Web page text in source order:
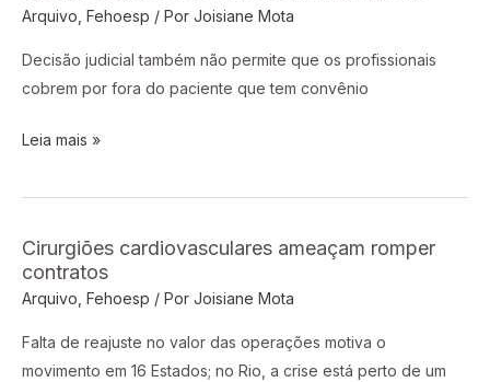
Arquivo Fehoesp / Por Joisiane Mota
Decisão judicial também não permite que os profissionais
cobrem por fora do paciente que tem convênio
veta
médico
Leia mais »
Cirurgiões cardiovasculares ameaçam romper
contratos
Arquivo Fehoesp / Por Joisiane Mota
Falta de reajuste no valor das operações motiva o
movimento em 16 Estados; no Rio, a crise está perto de um
Cirurgiões
cardiovasculares
ameaçam
romper
contratos